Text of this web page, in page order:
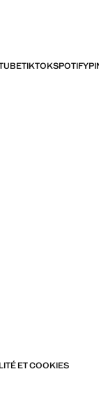
TIKTOKSPOTIFY
ET COOKIES